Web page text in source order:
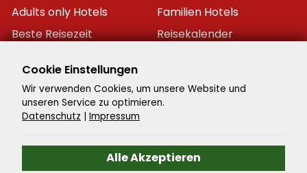
Adults only Hotels
Familien Hotels
Beste Reisezeit
Reisekalender
Newsletter
Tragen Sie sich in unserem Newsletter ein und
Cookie Einstellungen
Wir verwenden Cookies, um unsere Website und
unseren Service zu optimieren.
Datenschutz | Impressum
Alle Akzeptieren